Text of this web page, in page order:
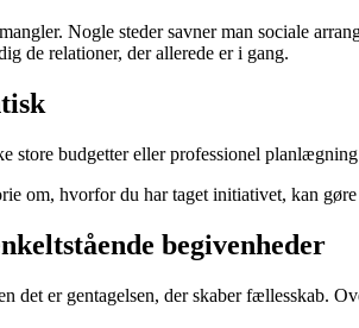
Nogle steder savner man sociale
de relationer, der allerede er i gang.
budgetter eller professionel
om, hvorfor du har taget initiativet, kan
begivenheder
det er gentagelsen, der skaber fællesskab.